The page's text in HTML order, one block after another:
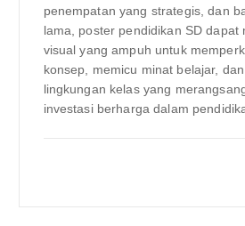
penempatan yang strategis, dan
lama, poster pendidikan SD dapat
visual yang ampuh untuk
konsep, memicu minat belajar,
lingkungan kelas yang
investasi berharga dalam